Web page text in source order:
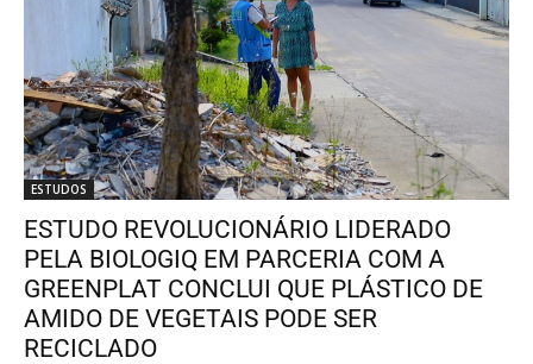
ESTUDOS
ESTUDO REVOLUCIONÁRIO LIDERADO
PELA BIOLOGIQ EM PARCERIA COM A
GREENPLAT CONCLUI QUE PLÁSTICO DE
AMIDO DE VEGETAIS PODE SER
RECICLADO